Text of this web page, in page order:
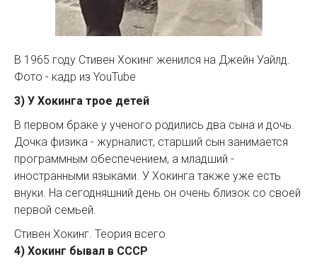
В 1965 году Стивен Хокинг женился на Джейн Уайлд.
Фото - кадр из YouTube
3) У Хокинга трое детей
В первом браке у ученого родились два сына и дочь.
Дочка физика - журналист, старший сын занимается
программным обеспечением, а младший -
иностранными языками. У Хокинга также уже есть
внуки. На сегодняшний день он очень близок со своей
первой семьей.
Стивен Хокинг. Теория всего
4) Хокинг бывал в СССР